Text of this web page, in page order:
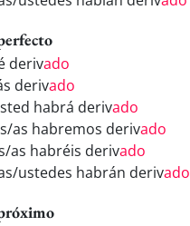
derivado
derivado
habrá derivado
as habremos derivado
as habréis derivado
ustedes habrán derivado